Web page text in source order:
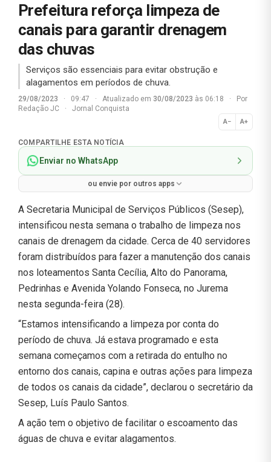
Prefeitura reforça limpeza de
canais para garantir drenagem
das chuvas
Serviços são essenciais para evitar obstrução e
alagamentos em períodos de chuva.
29/08/2023 · 09:47 · Atualizado em 30/08/2023 às 06:18 ·
Por
Redação JC
· Jornal Conquista
A− A+
Normal
COMPARTILHE ESTA NOTÍCIA
Enviar no WhatsApp
ou envie por outros apps
A Secretaria Municipal de Serviços Públicos (Sesep),
intensificou nesta semana o trabalho de limpeza nos
canais de drenagem da cidade. Cerca de 40 servidores
foram distribuídos para fazer a manutenção dos canais
nos loteamentos Santa Cecília, Alto do Panorama,
Pedrinhas e Avenida Yolando Fonseca, no Jurema
nesta segunda-feira (28).
“Estamos intensificando a limpeza por conta do
período de chuva. Já estava programado e esta
semana começamos com a retirada do entulho no
entorno dos canais, capina e outras ações para limpeza
de todos os canais da cidade”, declarou o secretário da
Sesep, Luís Paulo Santos.
A ação tem o objetivo de facilitar o escoamento das
águas de chuva e evitar alagamentos.